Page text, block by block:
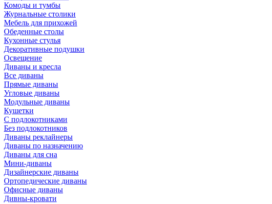
Комоды и тумбы
Журнальные столики
Мебель для прихожей
Обеденные столы
Кухонные стулья
Декоративные подушки
Освещение
Диваны и кресла
Все диваны
Прямые диваны
Угловые диваны
Модульные диваны
Кушетки
С подлокотниками
Без подлокотников
Диваны реклайнеры
Диваны по назначению
Диваны для сна
Мини-диваны
Дизайнерские диваны
Ортопедические диваны
Офисные диваны
Дивны-кровати